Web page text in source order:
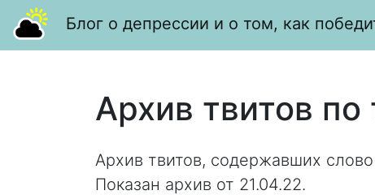
Блог о депрессии и о том, как
Архив твитов
Архив твитов, содержавших
Показан архив от 21.04.22.